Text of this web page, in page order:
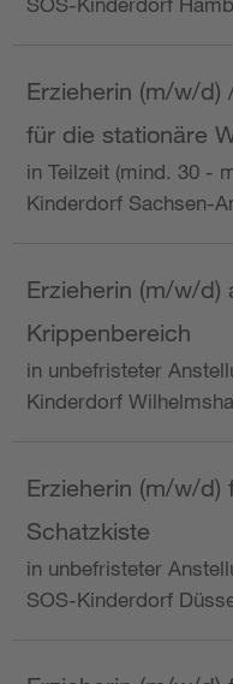
Erzieherin (m/w/d)
für die stationäre
in Teilzeit (mind. 30 -
Kinderdorf Sachsen-
Erzieherin (m/w/d)
Krippenbereich
in unbefristeter
Kinderdorf
Erzieherin (m/w/d)
Schatzkiste
in unbefristeter
SOS-Kinderdorf